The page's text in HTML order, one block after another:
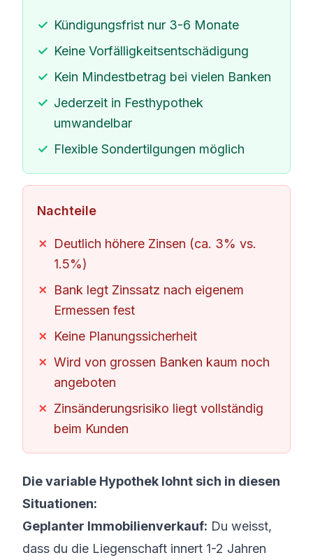
Kündigungsfrist nur 3-6 Monate
Keine Vorfälligkeitsentschädigung
Kein Mindestbetrag bei vielen Banken
Jederzeit in Festhypothek
umwandelbar
Flexible Sondertilgungen möglich
Nachteile
Deutlich höhere Zinsen (ca. 3% vs.
1.5%)
Bank legt Zinssatz nach eigenem
Ermessen fest
Keine Planungssicherheit
Wird von grossen Banken kaum noch
angeboten
Zinsänderungsrisiko liegt vollständig
beim Kunden
Die variable Hypothek lohnt sich in diesen
Situationen:
Geplanter Immobilienverkauf: Du weisst,
dass du die Liegenschaft innert 1-2 Jahren